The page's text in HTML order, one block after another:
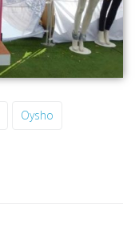
Oysho